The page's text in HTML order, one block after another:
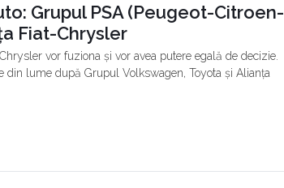
Grupul PSA (Peugeot-Citroen-
Fiat-Chrysler
vor fuziona și vor avea putere egală de decizie.
lume după Grupul Volkswagen, Toyota și Alianța